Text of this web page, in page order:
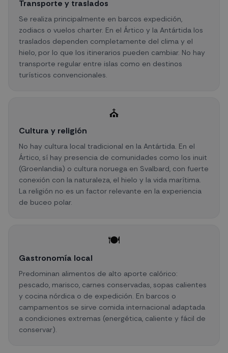
Transporte y traslados
Se realiza principalmente en barcos expedición,
zodiacs o vuelos charter. En el Ártico y la Antártida los
traslados dependen completamente del clima y el
hielo, por lo que los itinerarios pueden cambiar. No hay
transporte regular entre islas como en destinos
turísticos convencionales.
⛪
Cultura y religión
No hay cultura local tradicional en la Antártida. En el
Ártico, sí hay presencia de comunidades como los inuit
(Groenlandia) o cultura noruega en Svalbard, con fuerte
conexión con la naturaleza, el hielo y la vida marítima.
La religión no es un factor relevante en la experiencia
de buceo polar.
🍽️
Gastronomía local
Predominan alimentos de alto aporte calórico:
pescado, marisco, carnes conservadas, sopas calientes
y cocina nórdica o de expedición. En barcos o
campamentos se sirve comida internacional adaptada
a condiciones extremas (energética, caliente y fácil de
conservar).